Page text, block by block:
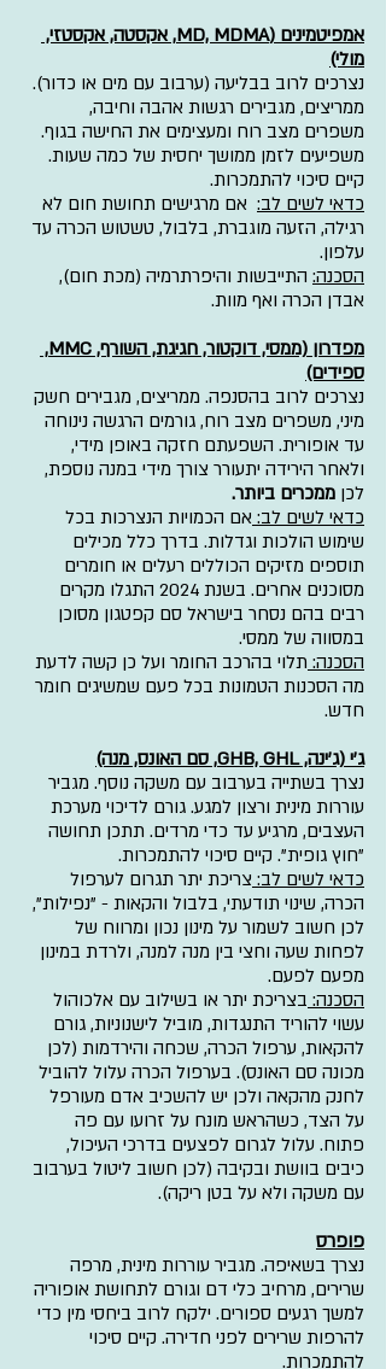
אמפיטמינים (MD, MDMA, אקסטה, אקסטזי,
מולי)
נצרכים לרוב בבליעה (ערבוב עם מים או כדור).
ממריצים, מגבירים רגשות אהבה וחיבה,
משפרים מצב רוח ומעצימים את החישה בגוף.
משפיעים לזמן ממושך יחסית של כמה שעות.
קיים סיכוי להתמכרות.
כדאי לשים לב: אם מרגישים תחושת חום לא
רגילה, הזעה מוגברת, בלבול, טשטוש הכרה עד
עלפון.
הסכנה: התייבשות והיפרתרמיה (מכת חום),
אבדן הכרה ואף מוות.
מפדרון (ממסי, דוקטור, חגיגת, השורף, MMC,
ספידים)
נצרכים לרוב בהסנפה. ממריצים, מגבירים חשק
מיני, משפרים מצב רוח, גורמים הרגשה נינוחה
עד אופורית. השפעתם חזקה באופן מידי,
ולאחר הירידה יתעורר צורך מידי במנה נוספת,
לכן ממכרים ביותר.
כדאי לשים לב: אם הכמויות הנצרכות בכל
שימוש הולכות וגדלות. בדרך כלל מכילים
תוספים מזיקים הכוללים רעלים או חומרים
מסוכנים אחרים. בשנת 2024 התגלו מקרים
רבים בהם נסחר בישראל סם קפטגון מסוכן
במסווה של ממסי.
הסכנה: תלוי בהרכב החומר ועל כן קשה לדעת
מה הסכנות הטמונות בכל פעם שמשיגים חומר
חדש.
ג'י (ג'ינה, GHB, GHL, סם האונס, מנה)
נצרך בשתייה בערבוב עם משקה נוסף. מגביר
עוררות מינית ורצון למגע. גורם לדיכוי מערכת
העצבים, מרגיע עד כדי מרדים. תתכן תחושה
"חוץ גופית". קיים סיכוי להתמכרות.
כדאי לשים לב: צריכת יתר תגרום לערפול
הכרה, שינוי תודעתי, בלבול והקאות - "נפילות",
לכן חשוב לשמור על מינון נכון ומרווח של
לפחות שעה וחצי בין מנה למנה, ולרדת במינון
מפעם לפעם.
הסכנה: בצריכת יתר או בשילוב עם אלכוהול
עשוי להוריד התנגדות, מוביל לישנוניות, גורם
להקאות, ערפול הכרה, שכחה והירדמות (לכן
מכונה סם האונס). בערפול הכרה עלול להוביל
לחנק מהקאה ולכן יש להשכיב אדם מעורפל
על הצד, כשהראש מונח על זרועו עם פה
פתוח. עלול לגרום לפצעים בדרכי העיכול,
כיבים בוושת ובקיבה (לכן חשוב ליטול בערבוב
עם משקה ולא על בטן ריקה).
פופרס
נצרך בשאיפה. מגביר עוררות מינית, מרפה
שרירים, מרחיב כלי דם וגורם לתחושת אופוריה
למשך רגעים ספורים. ילקח לרוב ביחסי מין כדי
להרפות שרירים לפני חדירה. קיים סיכוי
להתמכרות.